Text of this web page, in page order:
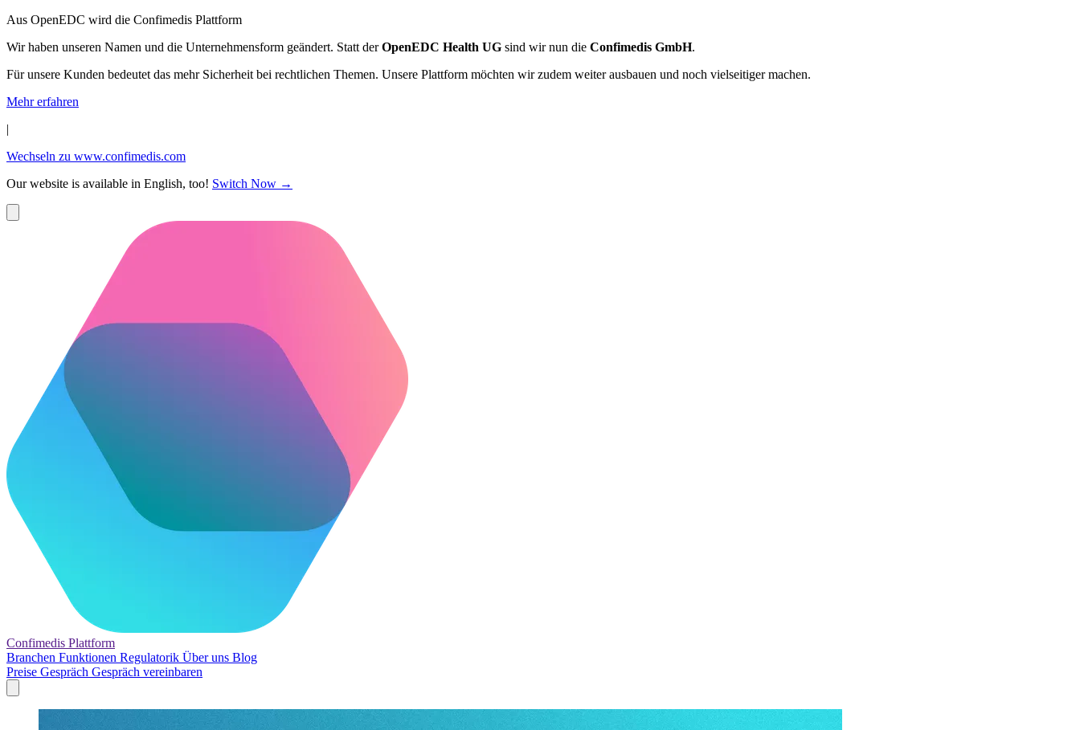
Aus OpenEDC wird die Confimedis Plattform
Wir haben unseren Namen und die Unternehmensform geändert. Statt derOpenEDC Health UG sind wir nun die Confimedis GmbH.
Für unsere Kunden bedeutet das mehr Sicherheit bei rechtlichen Themen. Unsere Plattform möchten wir zudem weiter ausbauen und noch vielseitiger machen.
Mehr erfahren
|
Wechseln zu www.confimedis.com
Our website is available in English, too! Switch Now →
Confimedis Plattform
Branchen Funktionen Regulatorik Über uns Blog
Preise Gespräch Gespräch vereinbaren